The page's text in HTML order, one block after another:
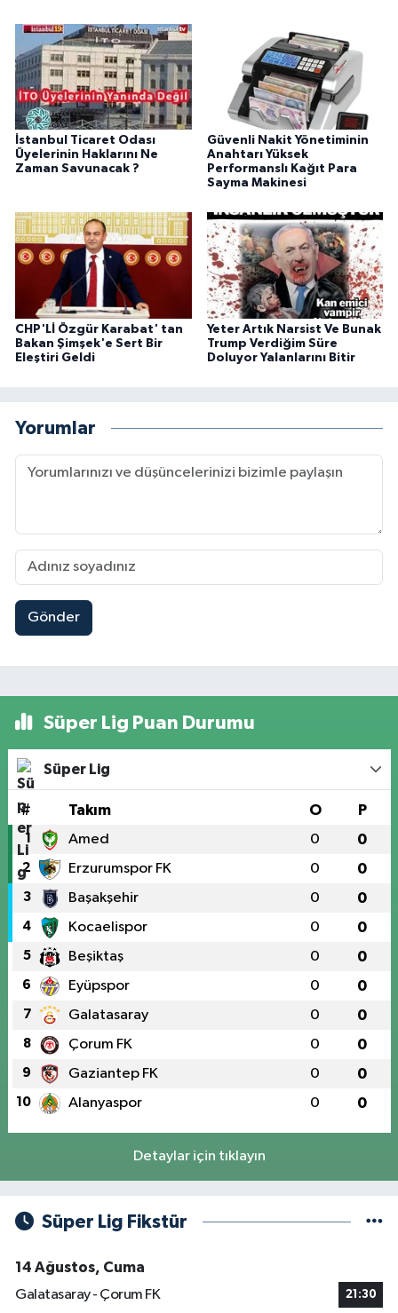
İstanbul Ticaret Odası
Üyelerinin Haklarını Ne
Zaman Savunacak ?
Güvenli Nakit Yönetiminin
Anahtarı Yüksek
Performanslı Kağıt Para
Sayma Makinesi
CHP'Lİ Özgür Karabat' tan
Bakan Şimşek'e Sert Bir
Eleştiri Geldi
Yeter Artık Narsist Ve Bunak
Trump Verdiğim Süre
Doluyor Yalanlarını Bitir
Yorumlar
Gönder
Süper Lig Puan Durumu
Süper Lig
# Takım O P
1 Amed 0 0
2 Erzurumspor FK 0 0
3 Başakşehir 0 0
4 Kocaelispor 0 0
5 Beşiktaş 0 0
6 Eyüpspor 0 0
7 Galatasaray 0 0
8 Çorum FK 0 0
9 Gaziantep FK 0 0
10 Alanyaspor 0 0
Detaylar için tıklayın
Süper Lig Fikstür
14 Ağustos, Cuma
Galatasaray - Çorum FK
21:30